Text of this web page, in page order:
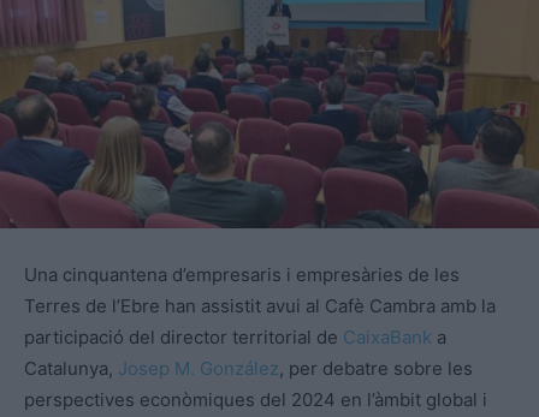
Una cinquantena d’empresaris i empresàries de les
Terres de l’Ebre han assistit avui al Cafè Cambra amb la
participació del director territorial de CaixaBank a
Catalunya, Josep M. González, per debatre sobre les
perspectives econòmiques del 2024 en l’àmbit global i